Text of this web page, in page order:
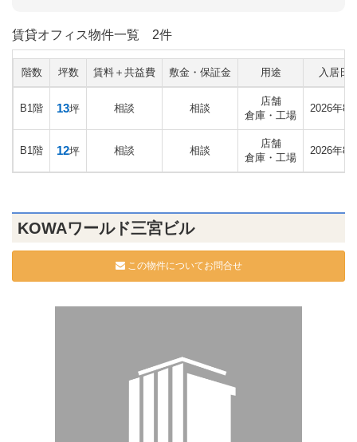
賃貸オフィス物件一覧 2件
階数 坪数 賃料＋共益費 敷金・保証金 用途 入居日
B1階 13坪 相談 相談
店舗
倉庫・工場
2026年8
B1階 12坪 相談 相談
店舗
倉庫・工場
2026年8
KOWAワールド三宮ビル
この物件についてお問合せ